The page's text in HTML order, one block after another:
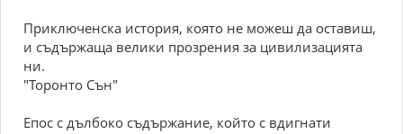
Приключенска история, която не можеш да оставиш,
и съдържаща велики прозрения за цивилизацията
ни.
"Торонто Сън"
Епос с дълбоко съдържание, който с вдигнати